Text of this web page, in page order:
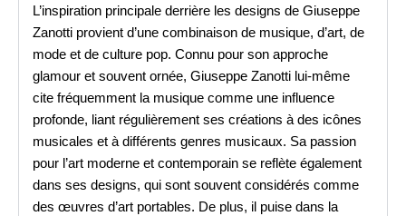
L’inspiration principale derrière les designs de Giuseppe
Zanotti provient d’une combinaison de musique, d’art, de
mode et de culture pop. Connu pour son approche
glamour et souvent ornée, Giuseppe Zanotti lui-même
cite fréquemment la musique comme une influence
profonde, liant régulièrement ses créations à des icônes
musicales et à différents genres musicaux. Sa passion
pour l’art moderne et contemporain se reflète également
dans ses designs, qui sont souvent considérés comme
des œuvres d’art portables. De plus, il puise dans la